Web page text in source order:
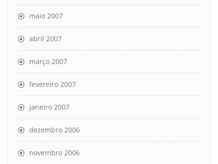
maio 2007
abril 2007
março 2007
fevereiro 2007
janeiro 2007
dezembro 2006
novembro 2006